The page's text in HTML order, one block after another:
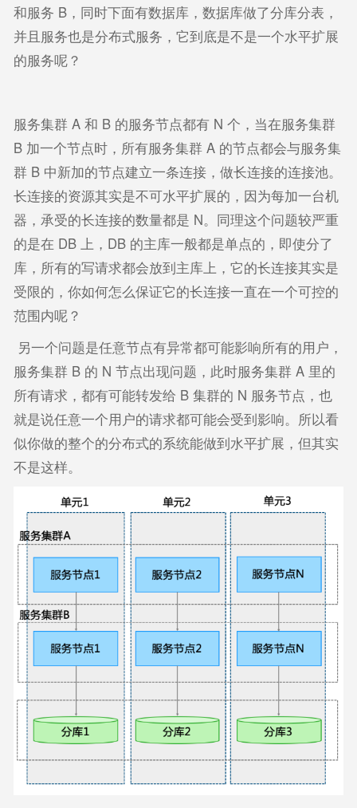
和服务 B，同时下面有数据库，数据库做了分库分表，
并且服务也是分布式服务，它到底是不是一个水平扩展
的服务呢？
服务集群 A 和 B 的服务节点都有 N 个，当在服务集群
B 加一个节点时，所有服务集群 A 的节点都会与服务集
群 B 中新加的节点建立一条连接，做长连接的连接池。
长连接的资源其实是不可水平扩展的，因为每加一台机
器，承受的长连接的数量都是 N。同理这个问题较严重
的是在 DB 上，DB 的主库一般都是单点的，即使分了
库，所有的写请求都会放到主库上，它的长连接其实是
受限的，你如何怎么保证它的长连接一直在一个可控的
范围内呢？
另一个问题是任意节点有异常都可能影响所有的用户，
服务集群 B 的 N 节点出现问题，此时服务集群 A 里的
所有请求，都有可能转发给 B 集群的 N 服务节点，也
就是说任意一个用户的请求都可能会受到影响。所以看
似你做的整个的分布式的系统能做到水平扩展，但其实
不是这样。